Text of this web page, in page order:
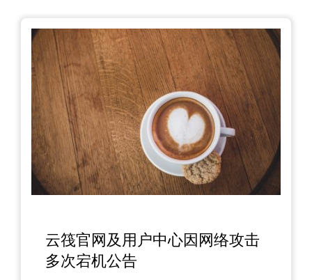
云筏官网及用户中心因网络攻击
多次宕机公告